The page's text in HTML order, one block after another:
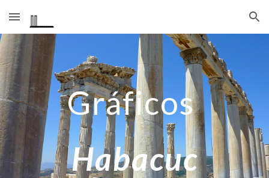
Skip to main content Skip to navigation
Gráficos
Habacuc